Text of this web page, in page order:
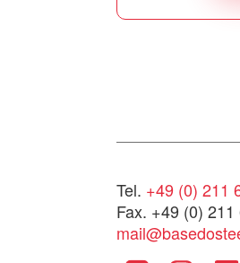
Tel. +49 (0) 211
Fax. +49 (0)